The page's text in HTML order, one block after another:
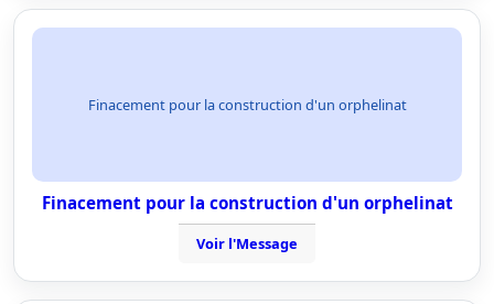
Finacement pour la construction d'un orphelinat
Finacement pour la construction d'un orphelinat
Voir l'Message